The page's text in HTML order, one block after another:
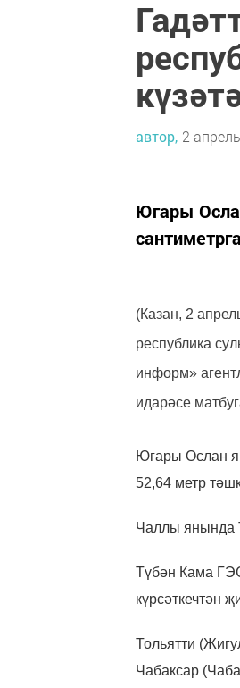
автор, 2
Югары
(Казан, 2
республика
информ»
идарәсе
Югары Ослан
52,64 метр
Чаллы янында
Түбән Кама
күрсәткечтән
Тольятти
Чабаксар